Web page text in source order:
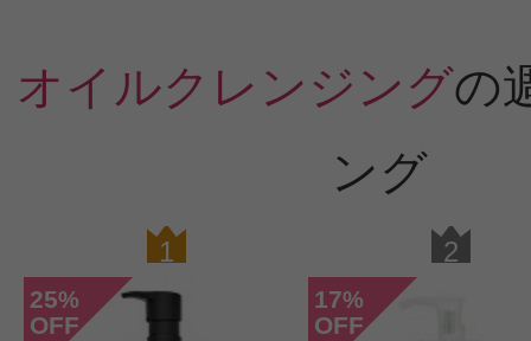
すべての5件のクチコミを見る
オイルクレンジングの
ング
1
25%
OFF
2
17%
OFF